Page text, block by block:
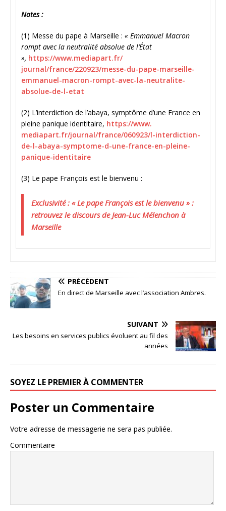
Notes :
(1) Messe du pape à Marseille : « Emmanuel Macron
rompt avec la neutralité absolue de l’État
», https://www.mediapart.fr/
journal/france/220923/messe-du-pape-marseille-
emmanuel-macron-rompt-avec-la-neutralite-
absolue-de-l-etat
(2) L’interdiction de l’abaya, symptôme d’une France en
pleine panique identitaire, https://www.
mediapart.fr/journal/france/060923/l-interdiction-
de-l-abaya-symptome-d-une-france-en-pleine-
panique-identitaire
(3) Le pape François est le bienvenu :
Exclusivité : « Le pape François est le bienvenu » :
retrouvez le discours de Jean-Luc Mélenchon à
Marseille
PRÉCÉDENT
En direct de Marseille avec l’association Ambres.
SUIVANT
Les besoins en services publics évoluent au fil des
années
SOYEZ LE PREMIER À COMMENTER
Poster un Commentaire
Votre adresse de messagerie ne sera pas publiée.
Commentaire